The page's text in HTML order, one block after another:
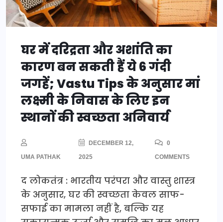
घर में दरिद्रता और अशांति का
कारण बन सकती हैं ये 6 गंदी
जगहें; Vastu Tips के अनुसार मां
लक्ष्मी के निवास के लिए इन
स्थानों की स्वच्छता अनिवार्य
UMA PATHAK
DECEMBER 12,
2025
0
COMMENTS
द लोकतंत्र : भारतीय परंपरा और वास्तु शास्त्र
के अनुसार, घर की स्वच्छता केवल साफ-
सफाई का मामला नहीं है, बल्कि यह